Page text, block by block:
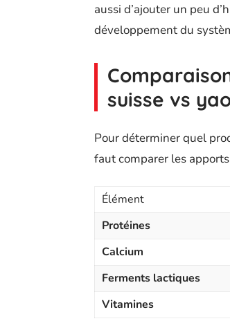
aussi d’ajouter un peu
développement du
suisse vs
Pour déterminer quel
faut comparer les
Élément
Protéines
Calcium
Ferments lactiques
Vitamines